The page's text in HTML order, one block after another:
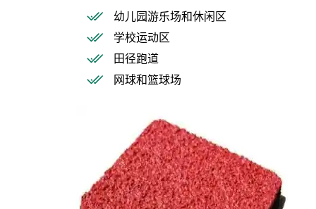
幼儿园游乐场和休闲区
学校运动区
田径跑道
网球和篮球场